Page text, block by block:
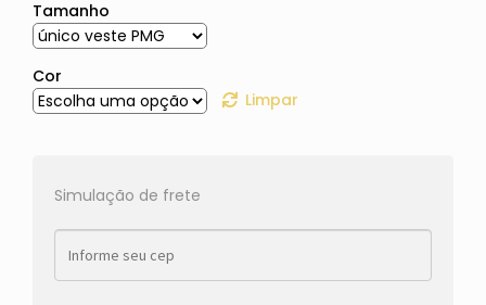
Tamanho
Cor
Limpar
Simulação de frete